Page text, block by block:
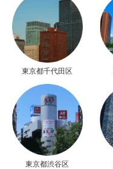
東京都千代田区
東京都渋谷区